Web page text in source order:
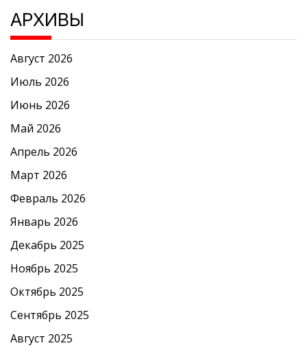
АРХИВЫ
Август 2026
Июль 2026
Июнь 2026
Май 2026
Апрель 2026
Март 2026
Февраль 2026
Январь 2026
Декабрь 2025
Ноябрь 2025
Октябрь 2025
Сентябрь 2025
Август 2025